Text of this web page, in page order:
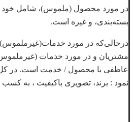
در مورد محصول (ملموس)، شامل
بسته‌بندی، و غیره است.
درحالی‌که در مورد
مشتریان و در مورد خدمات
عاطفی با محصول / خدمت است. در کل
نمود : برند، تصویری باکیفیت ، به